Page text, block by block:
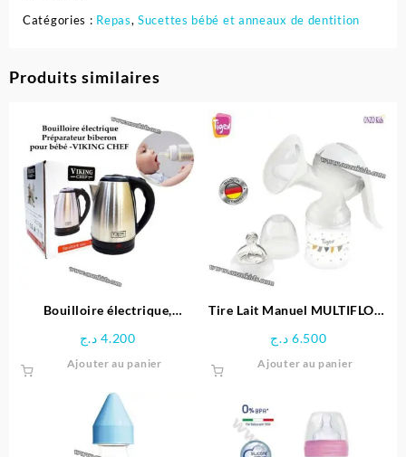
Catégories : Repas,Sucettes bébé et anneaux de dentition
Produits similaires
Bouilloire électrique,
bébé -Viking chef
4.200 د.ج
Ajouter au panier
Tire Lait Manuel MULTIFLOW
6.500 د.ج
Ajouter au panier